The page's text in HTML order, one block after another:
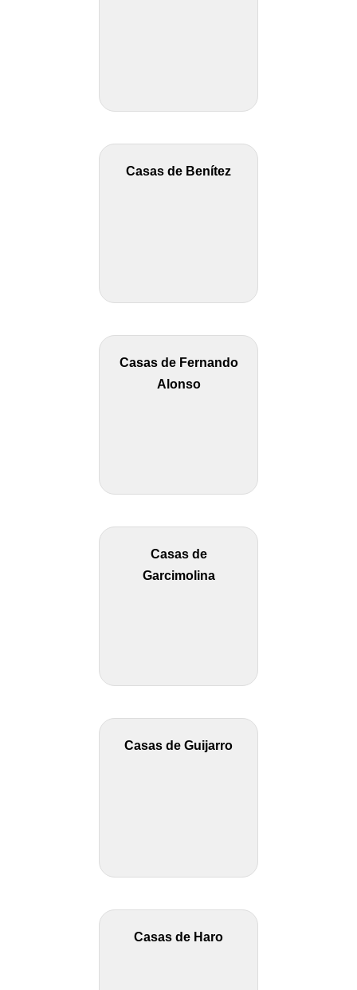
Casas de Benítez
Casas de Fernando
Alonso
Casas de
Garcimolina
Casas de Guijarro
Casas de Haro